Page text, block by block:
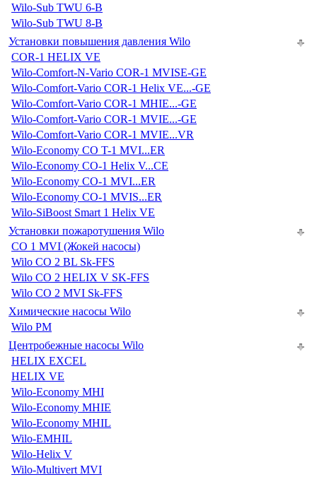
Wilo-Sub TWU 6-B
Wilo-Sub TWU 8-B
Установки повышения давления Wilo
COR-1 HELIX VE
Wilo-Comfort-N-Vario COR-1 MVISE-GE
Wilo-Comfort-Vario COR-1 Helix VE...-GE
Wilo-Comfort-Vario COR-1 MHIE...-GE
Wilo-Comfort-Vario COR-1 MVIE...-GE
Wilo-Comfort-Vario COR-1 MVIE...VR
Wilo-Economy CO T-1 MVI...ER
Wilo-Economy CO-1 Helix V...CE
Wilo-Economy CO-1 MVI...ER
Wilo-Economy CO-1 MVIS...ER
Wilo-SiBoost Smart 1 Helix VE
Установки пожаротушения Wilo
CO 1 MVI (Жокей насосы)
Wilo CO 2 BL Sk-FFS
Wilo CO 2 HELIX V SK-FFS
Wilo CO 2 MVI Sk-FFS
Химические насосы Wilo
Wilo PM
Центробежные насосы Wilo
HELIX EXCEL
HELIX VE
Wilo-Economy MHI
Wilo-Economy MHIE
Wilo-Economy MHIL
Wilo-EMHIL
Wilo-Helix V
Wilo-Multivert MVI